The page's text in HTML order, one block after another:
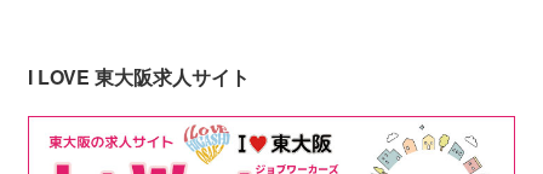
I LOVE 東大阪求人サイト